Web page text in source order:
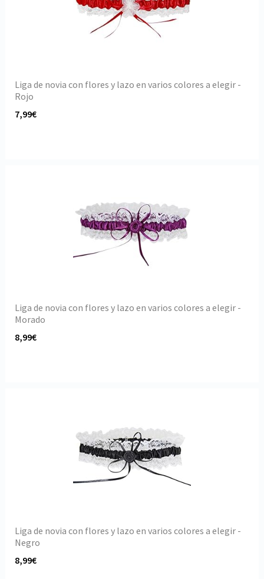
Liga de novia con flores y lazo en varios colores a elegir -
Rojo
7,99€
Liga de novia con flores y lazo en varios colores a elegir -
Morado
8,99€
Liga de novia con flores y lazo en varios colores a elegir -
Negro
8,99€